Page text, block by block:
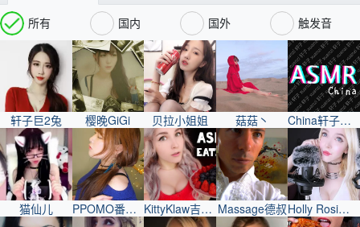
所有 国内 国外 触发音
轩子巨2兔 樱晚GiGi 贝拉小姐姐 菇菇丶 China轩子巨2兔
猫仙儿 PPOMO番茄妹 KittyKlaw吉蒂妹 Massage德叔 Holly Rosi好莉妹